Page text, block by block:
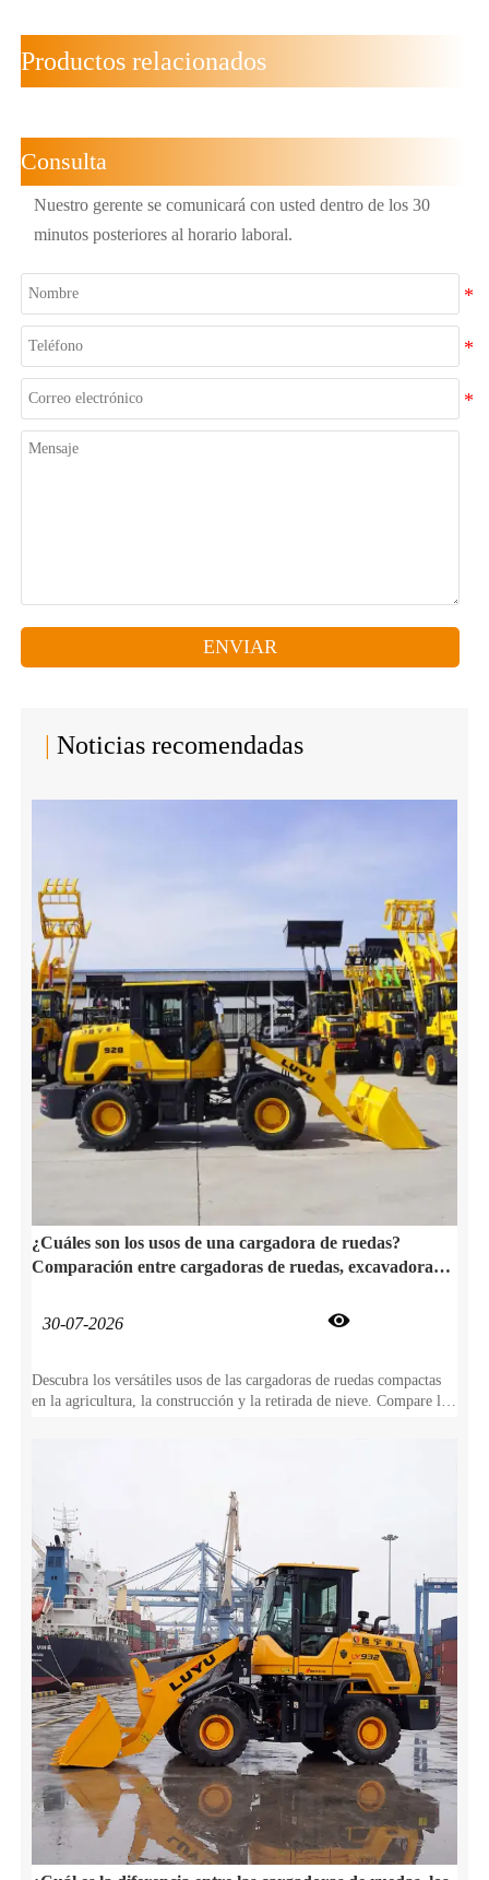
Productos relacionados
Consulta
Nuestro gerente se comunicará con usted dentro de los 30
minutos posteriores al horario laboral.
ENVIAR
| Noticias recomendadas
¿Cuáles son los usos de una cargadora de ruedas?
Comparación entre cargadoras de ruedas, excavadoras y
30-07-2026

Descubra los versátiles usos de las cargadoras de ruedas compactas
en la agricultura, la construcción y la retirada de nieve. Compare las